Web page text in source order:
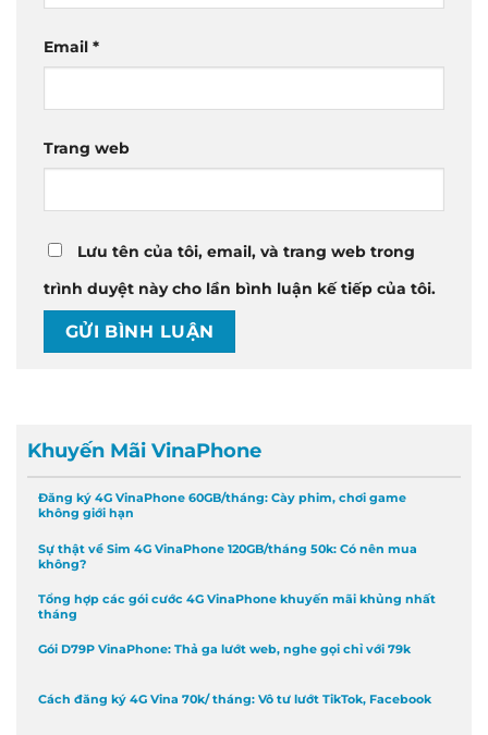
Email *
Trang web
Lưu tên của tôi, email, và trang web trong
trình duyệt này cho lần bình luận kế tiếp của tôi.
Khuyến Mãi VinaPhone
Đăng ký 4G VinaPhone 60GB/tháng: Cày phim, chơi game
không giới hạn
Sự thật về Sim 4G VinaPhone 120GB/tháng 50k: Có nên mua
không?
Tổng hợp các gói cước 4G VinaPhone khuyến mãi khủng nhất
tháng
Gói D79P VinaPhone: Thả ga lướt web, nghe gọi chỉ với 79k
Cách đăng ký 4G Vina 70k/ tháng: Vô tư lướt TikTok, Facebook